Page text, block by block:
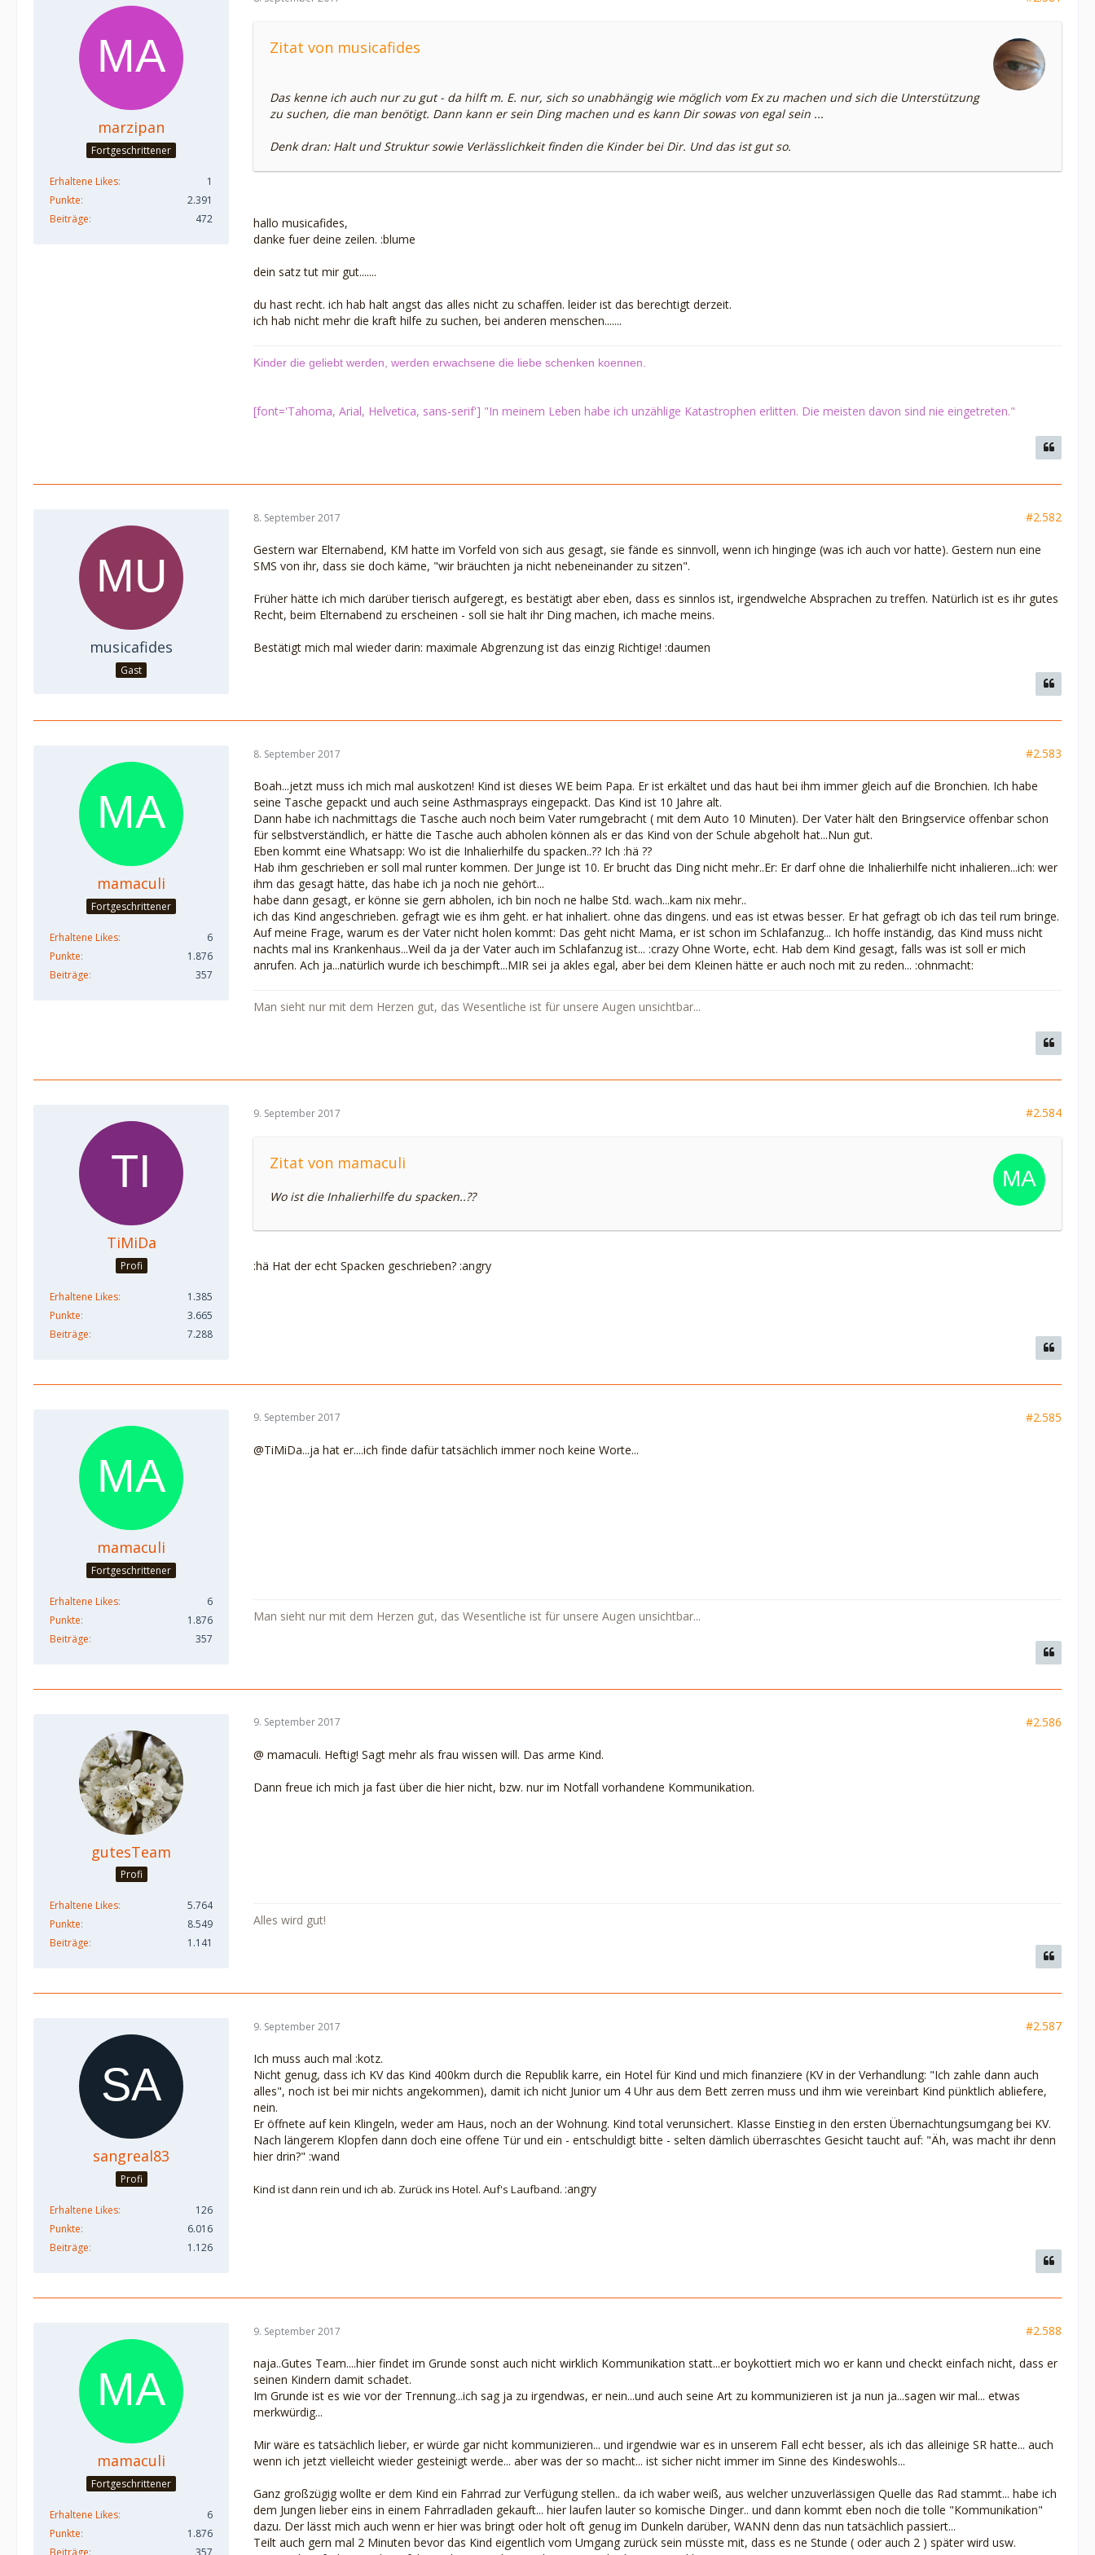
marzipan
Fortgeschrittener
Erhaltene Likes
1
Punkte
2.391
Beiträge
472
Zitat von musicafides
Das kenne ich auch nur zu gut - da hilft m. E. nur, sich so unabhängig wie möglich vom Ex zu machen und sich die Unterstützung
zu suchen, die man benötigt. Dann kann er sein Ding machen und es kann Dir sowas von egal sein ...
Denk dran: Halt und Struktur sowie Verlässlichkeit finden die Kinder bei Dir. Und das ist gut so.
hallo musicafides,
danke fuer deine zeilen. :blume
dein satz tut mir gut.......
du hast recht. ich hab halt angst das alles nicht zu schaffen. leider ist das berechtigt derzeit.
ich hab nicht mehr die kraft hilfe zu suchen, bei anderen menschen.......
Kinder die geliebt werden, werden erwachsene die liebe schenken koennen.
[font='Tahoma, Arial, Helvetica, sans-serif'] "In meinem Leben habe ich unzählige Katastrophen erlitten. Die meisten davon sind nie eingetreten."
musicafides
Gast
8. September 2017 #2.582
Gestern war Elternabend, KM hatte im Vorfeld von sich aus gesagt, sie fände es sinnvoll, wenn ich hinginge (was ich auch vor hatte). Gestern nun eine
SMS von ihr, dass sie doch käme, "wir bräuchten ja nicht nebeneinander zu sitzen".
Früher hätte ich mich darüber tierisch aufgeregt, es bestätigt aber eben, dass es sinnlos ist, irgendwelche Absprachen zu treffen. Natürlich ist es ihr gutes
Recht, beim Elternabend zu erscheinen - soll sie halt ihr Ding machen, ich mache meins.
Bestätigt mich mal wieder darin: maximale Abgrenzung ist das einzig Richtige! :daumen
mamaculi
Fortgeschrittener
Erhaltene Likes
6
Punkte
1.876
Beiträge
357
8. September 2017 #2.583
Boah...jetzt muss ich mich mal auskotzen! Kind ist dieses WE beim Papa. Er ist erkältet und das haut bei ihm immer gleich auf die Bronchien. Ich habe
seine Tasche gepackt und auch seine Asthmasprays eingepackt. Das Kind ist 10 Jahre alt.
Dann habe ich nachmittags die Tasche auch noch beim Vater rumgebracht ( mit dem Auto 10 Minuten). Der Vater hält den Bringservice offenbar schon
für selbstverständlich, er hätte die Tasche auch abholen können als er das Kind von der Schule abgeholt hat...Nun gut.
Eben kommt eine Whatsapp: Wo ist die Inhalierhilfe du spacken..?? Ich :hä ??
Hab ihm geschrieben er soll mal runter kommen. Der Junge ist 10. Er brucht das Ding nicht mehr..Er: Er darf ohne die Inhalierhilfe nicht inhalieren...ich: wer
ihm das gesagt hätte, das habe ich ja noch nie gehört...
habe dann gesagt, er könne sie gern abholen, ich bin noch ne halbe Std. wach...kam nix mehr..
ich das Kind angeschrieben. gefragt wie es ihm geht. er hat inhaliert. ohne das dingens. und eas ist etwas besser. Er hat gefragt ob ich das teil rum bringe.
Auf meine Frage, warum es der Vater nicht holen kommt: Das geht nicht Mama, er ist schon im Schlafanzug... Ich hoffe inständig, das Kind muss nicht
nachts mal ins Krankenhaus...Weil da ja der Vater auch im Schlafanzug ist... :crazy Ohne Worte, echt. Hab dem Kind gesagt, falls was ist soll er mich
anrufen. Ach ja...natürlich wurde ich beschimpft...MIR sei ja akles egal, aber bei dem Kleinen hätte er auch noch mit zu reden... :ohnmacht:
Man sieht nur mit dem Herzen gut, das Wesentliche ist für unsere Augen unsichtbar...
TiMiDa
Profi
Erhaltene Likes
1.385
Punkte
3.665
Beiträge
7.288
9. September 2017 #2.584
Zitat von mamaculi
Wo ist die Inhalierhilfe du spacken..??
:hä Hat der echt Spacken geschrieben? :angry
mamaculi
Fortgeschrittener
Erhaltene Likes
6
Punkte
1.876
Beiträge
357
9. September 2017 #2.585
@TiMiDa...ja hat er....ich finde dafür tatsächlich immer noch keine Worte...
Man sieht nur mit dem Herzen gut, das Wesentliche ist für unsere Augen unsichtbar...
gutesTeam
Profi
Erhaltene Likes
5.764
Punkte
8.549
Beiträge
1.141
9. September 2017 #2.586
@ mamaculi. Heftig! Sagt mehr als frau wissen will. Das arme Kind.
Dann freue ich mich ja fast über die hier nicht, bzw. nur im Notfall vorhandene Kommunikation.
Alles wird gut!
sangreal83
Profi
Erhaltene Likes
126
Punkte
6.016
Beiträge
1.126
9. September 2017 #2.587
Ich muss auch mal :kotz.
Nicht genug, dass ich KV das Kind 400km durch die Republik karre, ein Hotel für Kind und mich finanziere (KV in der Verhandlung: "Ich zahle dann auch
alles", noch ist bei mir nichts angekommen), damit ich nicht Junior um 4 Uhr aus dem Bett zerren muss und ihm wie vereinbart Kind pünktlich abliefere,
nein.
Er öffnete auf kein Klingeln, weder am Haus, noch an der Wohnung. Kind total verunsichert. Klasse Einstieg in den ersten Übernachtungsumgang bei KV.
Nach längerem Klopfen dann doch eine offene Tür und ein - entschuldigt bitte - selten dämlich überraschtes Gesicht taucht auf: "Äh, was macht ihr denn
hier drin?" :wand
Kind ist dann rein und ich ab. Zurück ins Hotel. Auf's Laufband. :angry
mamaculi
Fortgeschrittener
Erhaltene Likes
6
Punkte
1.876
Beiträge
357
9. September 2017 #2.588
naja..Gutes Team....hier findet im Grunde sonst auch nicht wirklich Kommunikation statt...er boykottiert mich wo er kann und checkt einfach nicht, dass er
seinen Kindern damit schadet.
Im Grunde ist es wie vor der Trennung...ich sag ja zu irgendwas, er nein...und auch seine Art zu kommunizieren ist ja nun ja...sagen wir mal... etwas
merkwürdig...
Mir wäre es tatsächlich lieber, er würde gar nicht kommunizieren... und irgendwie war es in unserem Fall echt besser, als ich das alleinige SR hatte... auch
wenn ich jetzt vielleicht wieder gesteinigt werde... aber was der so macht... ist sicher nicht immer im Sinne des Kindeswohls...
Ganz großzügig wollte er dem Kind ein Fahrrad zur Verfügung stellen.. da ich waber weiß, aus welcher unzuverlässigen Quelle das Rad stammt... habe ich
dem Jungen lieber eins in einem Fahrradladen gekauft... hier laufen lauter so komische Dinger.. und dann kommt eben noch die tolle "Kommunikation"
dazu. Der lässt mich auch wenn er hier was bringt oder holt oft genug im Dunkeln darüber, WANN denn das nun tatsächlich passiert...
Teilt auch gern mal 2 Minuten bevor das Kind eigentlich vom Umgang zurück sein müsste mit, dass es ne Stunde ( oder auch 2 ) später wird usw.